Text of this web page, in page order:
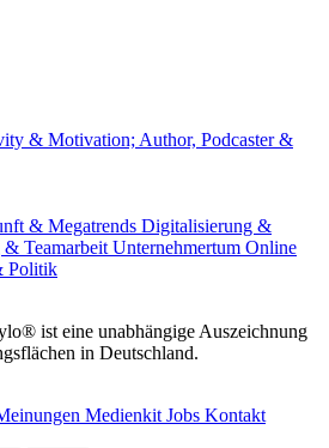
& Motivation; Author, Podcaster &
& Megatrends Digitalisierung &
Teamarbeit Unternehmertum Online
Politik
ist eine unabhängige Auszeichnung
in Deutschland.
Medienkit Jobs Kontakt